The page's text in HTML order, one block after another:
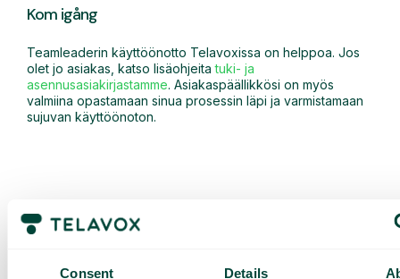
Consent Details
Kom igång
Teamleaderin käyttöönotto Telavoxissa on helppoa. Jos
olet jo asiakas, katso lisäohjeitatuki- ja
asennusasiakirjastamme. Asiakaspäällikkösi on myös
valmiina opastamaan sinua prosessin läpi ja varmistamaan
sujuvan käyttöönoton.